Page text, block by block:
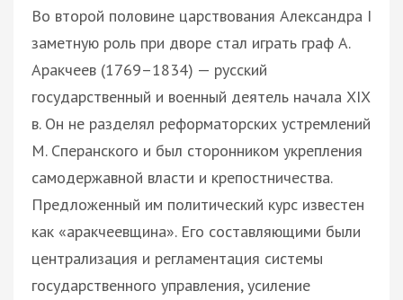
Во второй половине царствования Александра І
заметную роль при дворе стал играть граф А.
Аракчеев (1769–1834) — русский
государственный и военный деятель начала XIX
в. Он не разделял реформаторских устремлений
М. Сперанского и был сторонником укрепления
самодержавной власти и крепостничества.
Предложенный им политический курс известен
как «аракчеевщина». Его составляющими были
централизация и регламентация системы
государственного управления, усиление